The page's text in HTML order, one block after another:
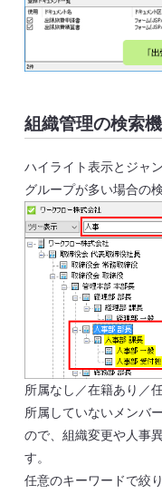
組織管理の検索
ハイライト表示とジャ
グループが多い場合の
所属なし／在籍あり／
所属していないメンバ
ので、組織変更や人事
す。
任意のキーワードで絞